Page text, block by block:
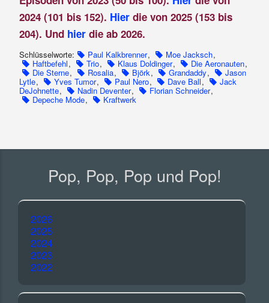
2024 (101 bis 152). Hier die von 2025 (153 bis
204). Und hier die ab 2026.
Schlüsselworte: Paul Kalkbrenner, Moe Jacksch,
Haftbefehl, Trio, Klaus Doldinger, Die Aeronauten,
Die Sterne, Rosalia, Björk, Grandaddy, Jason
Lytle, Yves Tumor, Paul Nero, Dave Ball, Jack
DeJohnette, Nadin Deventer, Florian Schneider,
Depeche Mode, Kraftwerk
Pop, Pop, Pop und Pop!
2026
2025
2024
2023
2022